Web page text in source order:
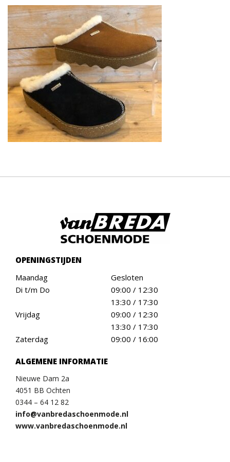
OPENINGSTIJDEN
Maandag
Gesloten
Di t/m Do
09:00 / 12:30
13:30 / 17:30
Vrijdag
09:00 / 12:30
13:30 / 17:30
Zaterdag
09:00 / 16:00
ALGEMENE INFORMATIE
Nieuwe Dam 2a
4051 BB Ochten
0344 – 64 12 82
info@vanbredaschoenmode.nl
www.vanbredaschoenmode.nl